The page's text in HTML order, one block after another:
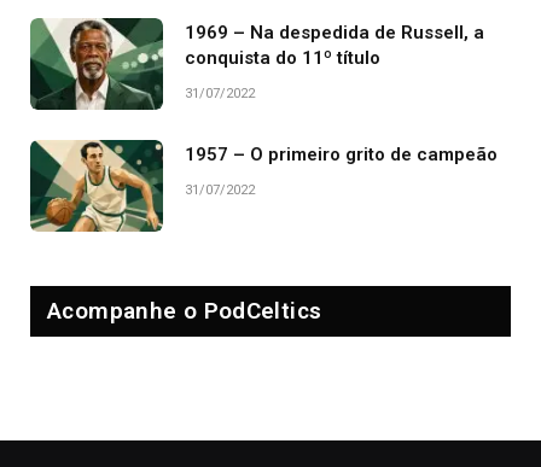
1969 – Na despedida de Russell, a
conquista do 11º título
31/07/2022
1957 – O primeiro grito de campeão
31/07/2022
Acompanhe o PodCeltics